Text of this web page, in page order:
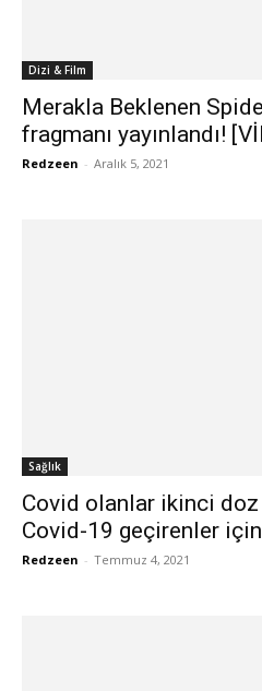
Dizi & Film
Merakla Beklenen
fragmanı yayınlandı!
Redzeen - Aralık 5, 2021
Sağlık
Covid olanlar ikinci doz
Covid-19 geçirenler
Redzeen - Temmuz 4, 2021